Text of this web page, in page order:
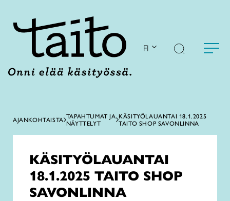
FI
AJANKOHTAISTA TAPAHTUMAT JA
NÄYTTELYT
KÄSITYÖLAUANTAI 18.1.2025
TAITO SHOP SAVONLINNA
KÄSITYÖLAUANTAI
18.1.2025 TAITO SHOP
SAVONLINNA